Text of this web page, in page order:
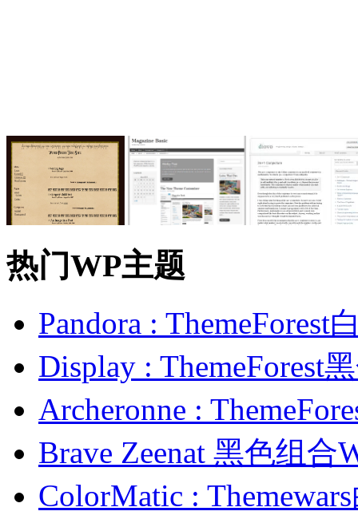
热门WP主题
Pandora : ThemeForest
Display : ThemeForest
Archeronne :
Brave Zeenat 黑色组合
ColorMatic :